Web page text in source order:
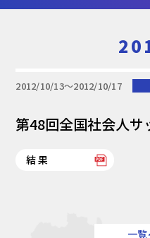
2012/10/13〜2012/10/17
第48回全国社会人
結果
一